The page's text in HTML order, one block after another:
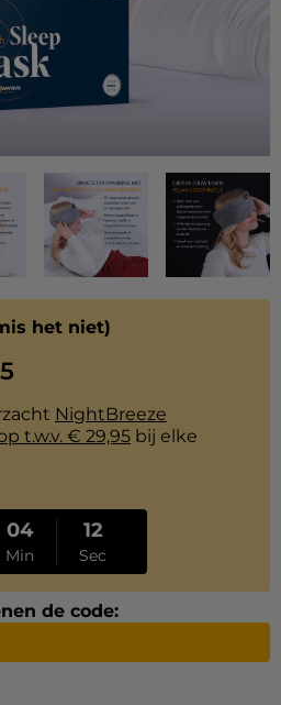
het niet)
NightBreeze
t.w.v. € 29,95 bij elke
04
Min
12
Sec
de code: